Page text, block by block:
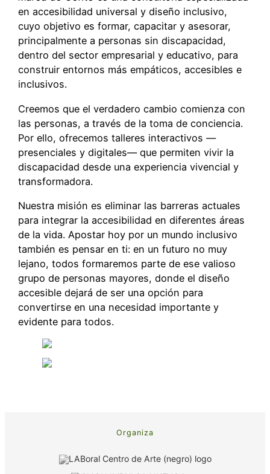
en accesibilidad universal y diseño inclusivo,
cuyo objetivo es formar, capacitar y asesorar,
principalmente a personas sin discapacidad,
dentro del sector empresarial y educativo, para
construir entornos más empáticos, accesibles e
inclusivos.
Creemos que el verdadero cambio comienza con
las personas, a través de la toma de conciencia.
Por ello, ofrecemos talleres interactivos —
presenciales y digitales— que permiten vivir la
discapacidad desde una experiencia vivencial y
transformadora.
Nuestra misión es eliminar las barreras actuales
para integrar la accesibilidad en diferentes áreas
de la vida. Apostar hoy por un mundo inclusivo
también es pensar en ti: en un futuro no muy
lejano, todos formaremos parte de ese valioso
grupo de personas mayores, donde el diseño
accesible dejará de ser una opción para
convertirse en una necesidad importante y
evidente para todos.
Organiza